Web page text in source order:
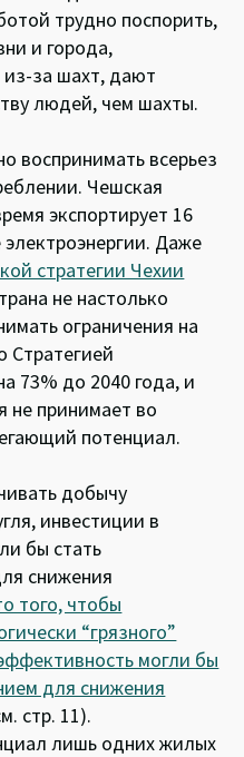
трудно поспорить,
и города,
за шахт, дают
людей, чем шахты.
воспринимать всерьез
Чешская
экспортирует 16
электроэнергии. Даже
стратегии Чехии
не настолько
ограничения на
Стратегией
73% до 2040 года, и
не принимает во
потенциал.
добычу
инвестиции в
бы стать
снижения
того, чтобы
“грязного”
могли бы
для снижения
стр. 11).
лишь одних жилых